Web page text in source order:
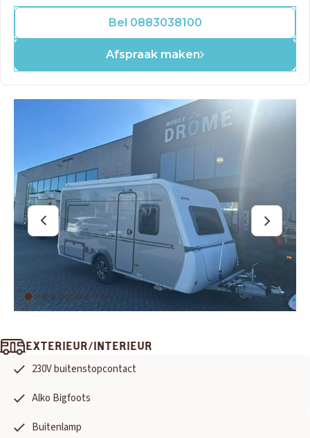
Bel 0883038100
Afspraak maken
EXTERIEUR/INTERIEUR
230V buitenstopcontact
Alko Bigfoots
Buitenlamp
OUD GASTEL
AdriaEriba Hymer Knaus
HERPEN
Bürstner Caravelair
Easy Caravanning
Eura Mobil